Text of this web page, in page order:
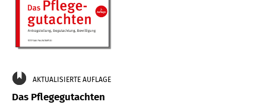
AKTUALISIERTE AUFLAGE
Das Pflegegutachten